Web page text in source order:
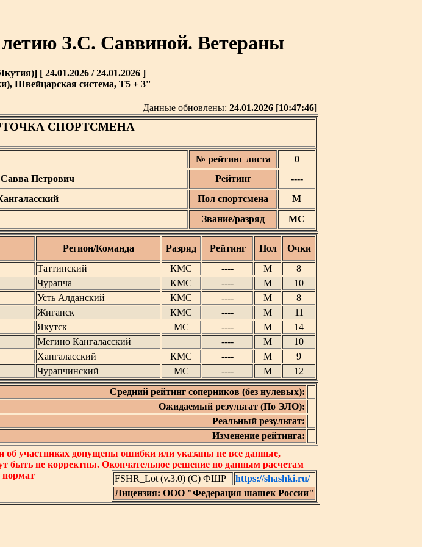
З.С. Саввиной. Ветераны
[ 24.01.2026 / 24.01.2026 ]
Швейцарская система, T5 + 3''
Данные обновлены: 24.01.2026 [10:47:46]
СПОРТСМЕНА
№ рейтинг листа
0
Петрович Рейтинг
----
Пол спортсмена
М
Звание/разряд МС
Регион/Команда Разряд Рейтинг Пол
Очки
Таттинский КМС ---- М
8
Чурапча КМС ---- М
10
Усть Алданский КМС ---- М
8
Жиганск КМС ---- М
11
Якутск МС ---- М
14
Мегино Кангаласский ---- М
10
Хангаласский КМС ---- М
9
Чурапчинский МС ---- М
12
Средний рейтинг соперников (без нулевых):
Ожидаемый результат (По ЭЛО):
Реальный результат:
Изменение рейтинга:
участниках допущены ошибки или указаны не все данные,
быть не корректны. Окончательное решение по данным расчетам
нормат
FSHR_Lot (v.3.0) (C) ФШР
https://shashki.ru/
Лицензия: ООО "Федерация шашек России"